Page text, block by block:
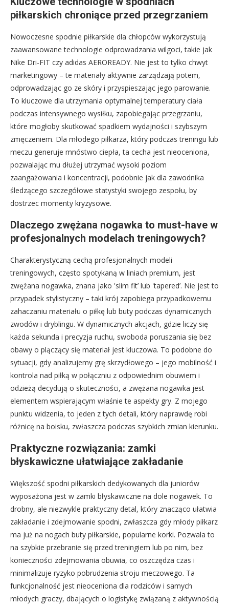
piłkarskich chroniące przed przegrzaniem
Nowoczesne spodnie piłkarskie dla chłopców wykorzystują
zaawansowane technologie odprowadzania wilgoci, takie jak
Nike Dri-FIT czy adidas AEROREADY. Nie jest to tylko chwyt
marketingowy – te materiały aktywnie zarządzają potem,
odprowadzając go ze skóry i przyspieszając jego parowanie.
To kluczowe dla utrzymania optymalnej temperatury ciała
podczas intensywnego wysiłku, zapobiegając przegrzaniu,
które mogłoby skutkować spadkiem wydajności i szybszym
zmęczeniem. Dla młodego piłkarza, który podczas treningu lub
meczu generuje mnóstwo ciepła, ta cecha jest nieoceniona,
pozwalając mu dłużej utrzymać wysoki poziom
zaangażowania i koncentracji, podobnie jak dla zawodnika
śledzącego szczegółowe statystyki swojego zespołu, by
dostrzec momenty kryzysowe.
Dlaczego zwężana nogawka to must-have w
profesjonalnych modelach treningowych?
Charakterystyczną cechą profesjonalnych modeli
treningowych, często spotykaną w liniach premium, jest
zwężana nogawka, znana jako 'slim fit’ lub 'tapered’. Nie jest to
przypadek stylistyczny – taki krój zapobiega przypadkowemu
zahaczaniu materiału o piłkę lub buty podczas dynamicznych
zwodów i dryblingu. W dynamicznych akcjach, gdzie liczy się
każda sekunda i precyzja ruchu, swoboda poruszania się bez
obawy o plączący się materiał jest kluczowa. To podobne do
sytuacji, gdy analizujemy grę skrzydłowego – jego mobilność i
kontrola nad piłką w połączniu z odpowiednim obuwiem i
odzieżą decydują o skuteczności, a zwężana nogawka jest
elementem wspierającym właśnie te aspekty gry. Z mojego
punktu widzenia, to jeden z tych detali, który naprawdę robi
różnicę na boisku, zwłaszcza podczas szybkich zmian kierunku.
Praktyczne rozwiązania: zamki
błyskawiczne ułatwiające zakładanie
Większość spodni piłkarskich dedykowanych dla juniorów
wyposażona jest w zamki błyskawiczne na dole nogawek. To
drobny, ale niezwykle praktyczny detal, który znacząco ułatwia
zakładanie i zdejmowanie spodni, zwłaszcza gdy młody piłkarz
ma już na nogach buty piłkarskie, popularne korki. Pozwala to
na szybkie przebranie się przed treningiem lub po nim, bez
konieczności zdejmowania obuwia, co oszczędza czas i
minimalizuje ryzyko pobrudzenia stroju meczowego. Ta
funkcjonalność jest nieoceniona dla rodziców i samych
młodych graczy, dbających o logistykę związaną z aktywnością